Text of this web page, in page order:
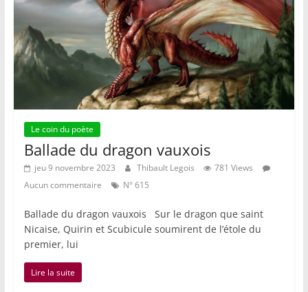
Le coin du poète
Ballade du dragon vauxois
jeu 9 novembre 2023 Thibault Legois
781 Views
Aucun commentaire
N° 615
Ballade du dragon vauxois Sur le dragon que saint
Nicaise, Quirin et Scubicule soumirent de l’étole du
premier, lui
Lire la suite